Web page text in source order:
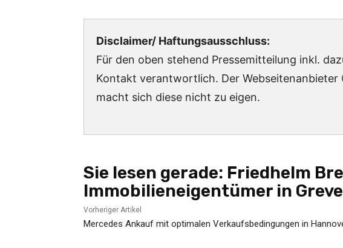
Disclaimer/ Haftungsausschluss:
Für den oben stehend Pressemitteilung inkl.
Kontakt verantwortlich. Der
macht sich diese nicht zu eigen.
Sie lesen gerade: Friedhelm
Immobilieneigentümer in
Vorheriger Artikel
Mercedes Ankauf mit optimalen Verkaufsbedingungen in